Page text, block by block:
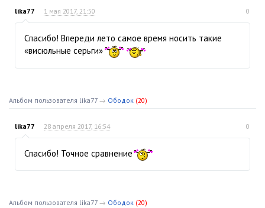
lika77 1 мая 2017, 21:50 0
Спасибо! Впереди лето самое время носить такие
«висюльные серьги»
Альбом пользователя lika77→ Ободок (20)
lika77 28 апреля 2017, 16:54 0
Спасибо! Точное сравнение
Альбом пользователя lika77→ Ободок (20)